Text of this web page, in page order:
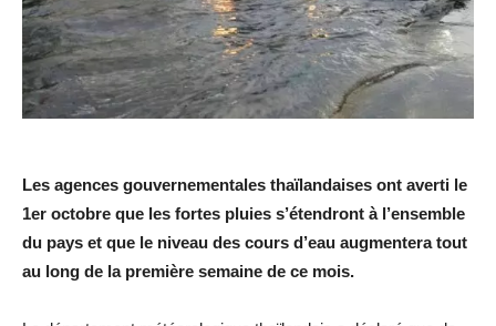
Les agences gouvernementales thaïlandaises ont averti le
1er octobre que les fortes pluies s’étendront à l’ensemble
du pays et que le niveau des cours d’eau augmentera tout
au long de la première semaine de ce mois.